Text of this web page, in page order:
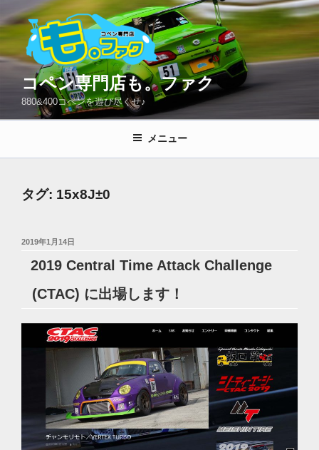
ン
テ
ン
プ
コペン専門店も。ファク
880&400コペンを遊び尽くせ♪
メニュー
タグ: 15x8J±0
投
2019年1月14日
2019 Central Time Attack Challenge
(CTAC) に出場します！